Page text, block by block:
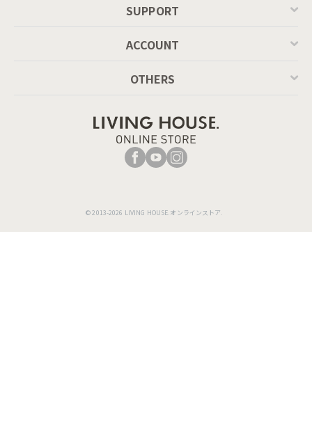
SUPPORT
ACCOUNT
OTHERS
© 2013-2026 LIVING HOUSE.オンラインストア.